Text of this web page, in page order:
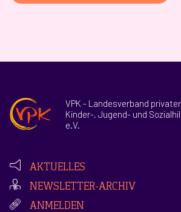
VPK - Landesverband
Kinder-, Jugend- und
e.V.
AKTUELLES
NEWSLETTER-ARCHIV
ANMELDEN